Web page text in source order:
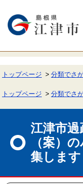
で
ば
本
へ
トップページ 分類でさ
トップページ 分類でさ
江津市過
（案）
集します